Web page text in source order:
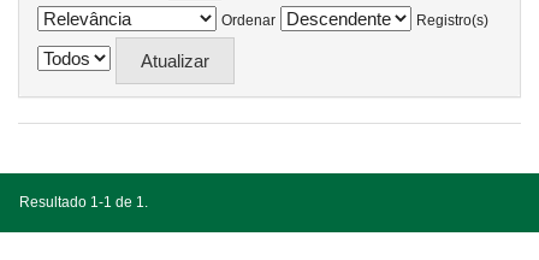
Ordenar
Registro(s)
Resultado 1-1 de 1.